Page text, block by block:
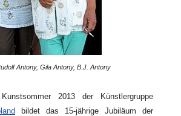
Antony, Gila Antony, B.J. Antony
2013 der Künstlergruppe
bildet das 15-jährige Jubiläum der